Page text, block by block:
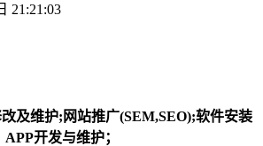
21:21:03
及维护;网站推广(SEM,SEO);软件安装
开发与维护；